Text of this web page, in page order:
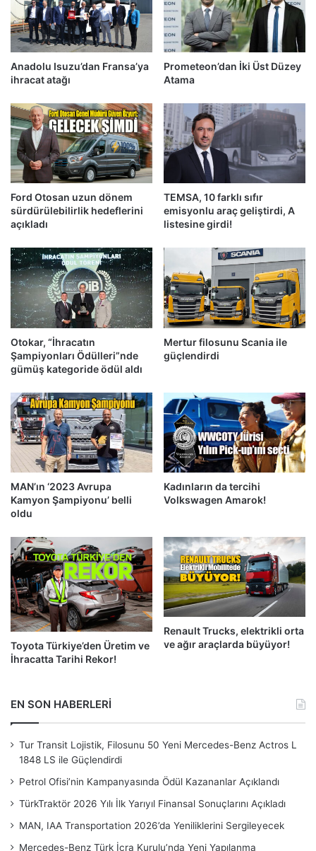
Anadolu Isuzu’dan Fransa’ya
ihracat atağı
Prometeon’dan İki Üst Düzey
Atama
Ford Otosan uzun dönem
sürdürülebilirlik hedeflerini
açıkladı
TEMSA, 10 farklı sıfır
emisyonlu araç geliştirdi, A
listesine girdi!
Otokar, “İhracatın
Şampiyonları Ödülleri”nde
gümüş kategoride ödül aldı
Mertur filosunu Scania ile
güçlendirdi
MAN’ın ‘2023 Avrupa
Kamyon Şampiyonu’ belli
oldu
Kadınların da tercihi
Volkswagen Amarok!
Toyota Türkiye’den Üretim ve
İhracatta Tarihi Rekor!
Renault Trucks, elektrikli orta
ve ağır araçlarda büyüyor!
EN SON HABERLERİ
Tur Transit Lojistik, Filosunu 50 Yeni Mercedes-Benz Actros L
1848 LS ile Güçlendirdi
Petrol Ofisi’nin Kampanyasında Ödül Kazananlar Açıklandı
TürkTraktör 2026 Yılı İlk Yarıyıl Finansal Sonuçlarını Açıkladı
MAN, IAA Transportation 2026’da Yeniliklerini Sergileyecek
Mercedes-Benz Türk İcra Kurulu’nda Yeni Yapılanma